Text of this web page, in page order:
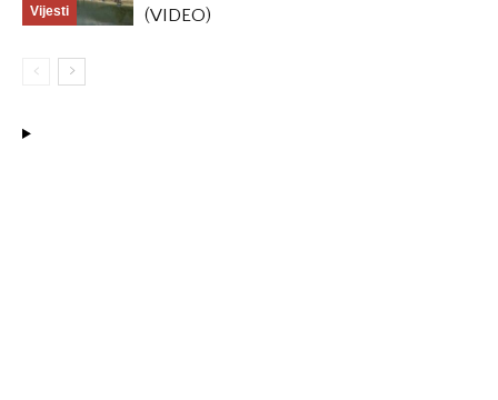
Vijesti
(VIDEO)